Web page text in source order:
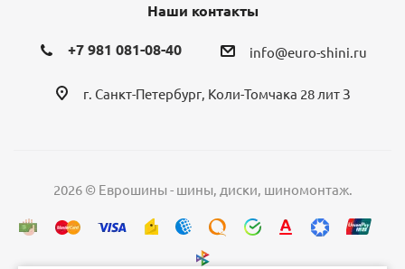
Наши контакты
+7 981 081-08-40 info@euro-shini.ru
г. Санкт-Петербург, Коли-Томчака 28 лит З
2026 © Еврошины - шины, диски, шиномонтаж.